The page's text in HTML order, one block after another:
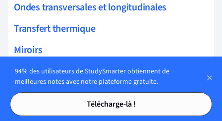
Tables des matières
Tables des matières
Ondes transversales et longitudinales
Transfert thermique
Miroirs
Énergie
Force électrique, Champ, et Potentiel
électromagnétisme
94% des utilisateurs de StudySmarter obtiennent de
meilleures notes avec notre plateforme gratuite.
Télécharge-là !